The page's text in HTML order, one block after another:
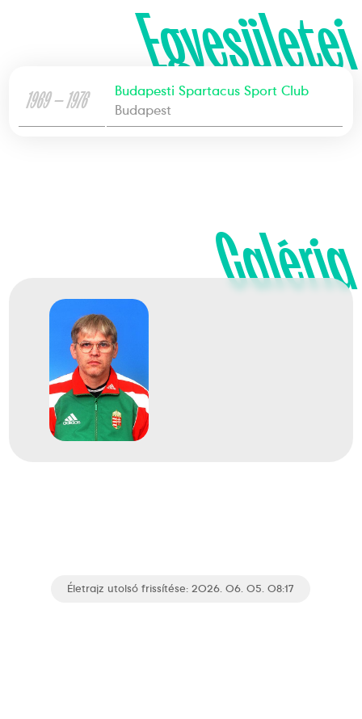
Egyesületei
1969 — 1976
Budapesti Spartacus Sport Club
Budapest
Galéria
Életrajz utolsó frissítése: 2026. 06. 05. 08:17